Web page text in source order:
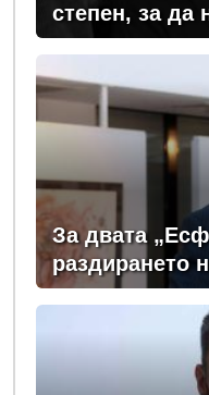
степен, за да
какви хора се
За двата
раздирането